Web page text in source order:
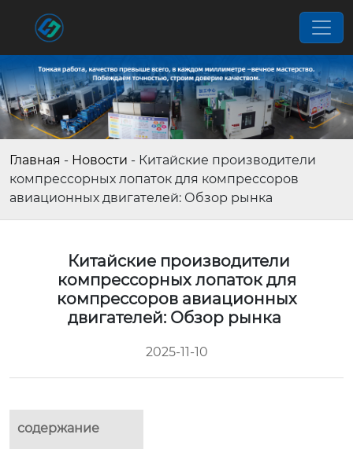
Главная - Новости - Китайские производители
компрессорных лопаток для компрессоров
авиационных двигателей: Обзор рынка
Китайские производители
компрессорных лопаток для
компрессоров авиационных
двигателей: Обзор рынка
2025-11-10
содержание